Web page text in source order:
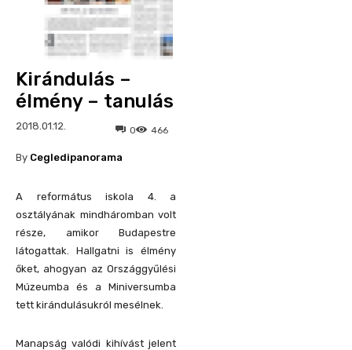
Kirándulás –
élmény – tanulás
2018.01.12. 466
0
By Cegledipanorama
A református iskola 4. a
osztályának mindháromban volt
része, amikor Budapestre
látogattak. Hallgatni is élmény
őket, ahogyan az Országgyűlési
Múzeumba és a Miniversumba
tett kirándulásukról mesélnek.
Manapság valódi kihívást jelent